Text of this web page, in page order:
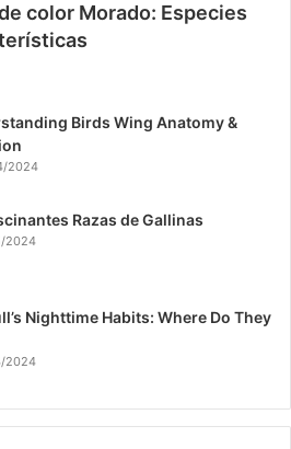
color Morado: Especies
Birds Wing Anatomy &
2024
Razas de Gallinas
2024
Nighttime Habits: Where Do They
2024